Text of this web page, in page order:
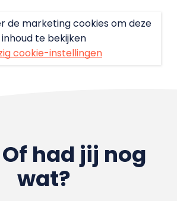
de marketing cookies om deze
inhoud te bekijken
cookie-instellingen
had jij nog
wat?